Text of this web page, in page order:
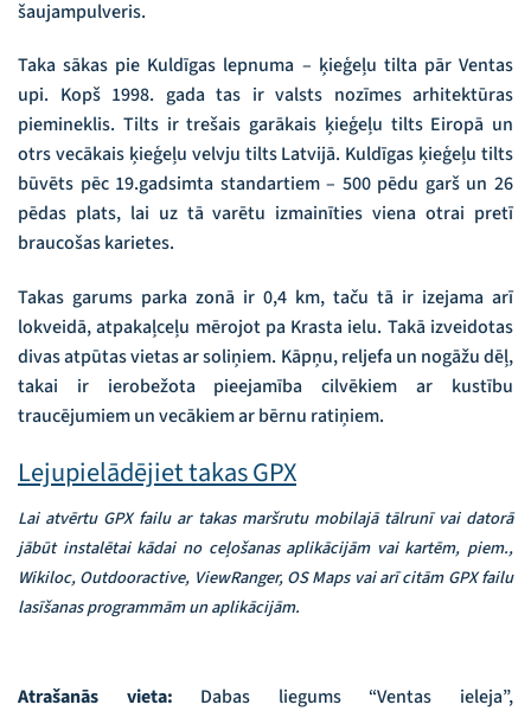
šaujampulveris.
Taka sākas pie Kuldīgas lepnuma – ķieģeļu tilta pār Ventas
upi. Kopš 1998. gada tas ir valsts nozīmes arhitektūras
piemineklis. Tilts ir trešais garākais ķieģeļu tilts Eiropā un
otrs vecākais ķieģeļu velvju tilts Latvijā. Kuldīgas ķieģeļu tilts
būvēts pēc 19.gadsimta standartiem – 500 pēdu garš un 26
pēdas plats, lai uz tā varētu izmainīties viena otrai pretī
braucošas karietes.
Takas garums parka zonā ir 0,4 km, taču tā ir izejama arī
lokveidā, atpakaļceļu mērojot pa Krasta ielu. Takā izveidotas
divas atpūtas vietas ar soliņiem. Kāpņu, reljefa un nogāžu dēļ,
takai ir ierobežota pieejamība cilvēkiem ar kustību
traucējumiem un vecākiem ar bērnu ratiņiem.
Lejupielādējiet takas GPX
Lai atvērtu GPX failu ar takas maršrutu mobilajā tālrunī vai datorā
jābūt instalētai kādai no ceļošanas aplikācijām vai kartēm, piem.,
Wikiloc, Outdooractive, ViewRanger, OS Maps vai arī citām GPX failu
lasīšanas programmām un aplikācijām.
Atrašanās vieta: Dabas liegums “Ventas ieleja”,